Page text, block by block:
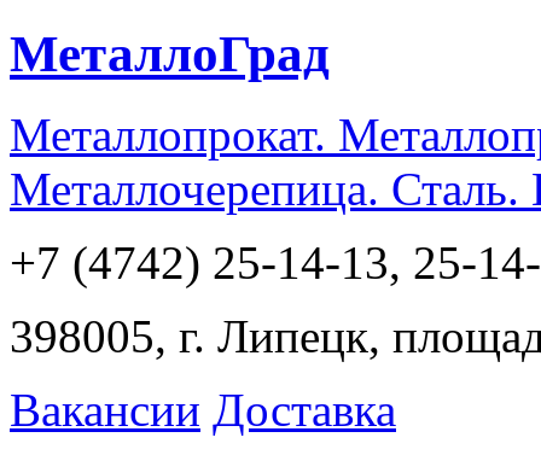
МеталлоГрад
Металлопрокат.
Металлочерепица.
+7 (4742) 25-14-13, 25-
398005, г. Липецк,
Вакансии Доставка